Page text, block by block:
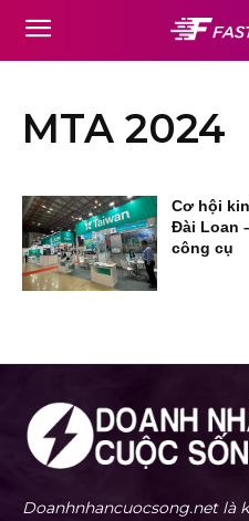
MTA 2024
Cơ hội
Đài Loan
công cụ
Doanhnhancuocsong.net là